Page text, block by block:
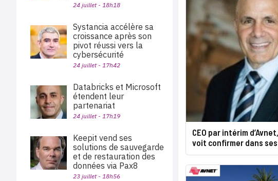
CEO par intérim
voit confirmer dans
24 juillet - 18h18
Systancia accélère sa
croissance après son
pivot réussi vers la
cybersécurité
24 juillet - 17h42
Databricks et Microsoft
étendent leur
partenariat
24 juillet - 17h19
Keepit vend ses
solutions de sauvegarde
et de restauration des
données via Pax8
23 juillet - 18h56